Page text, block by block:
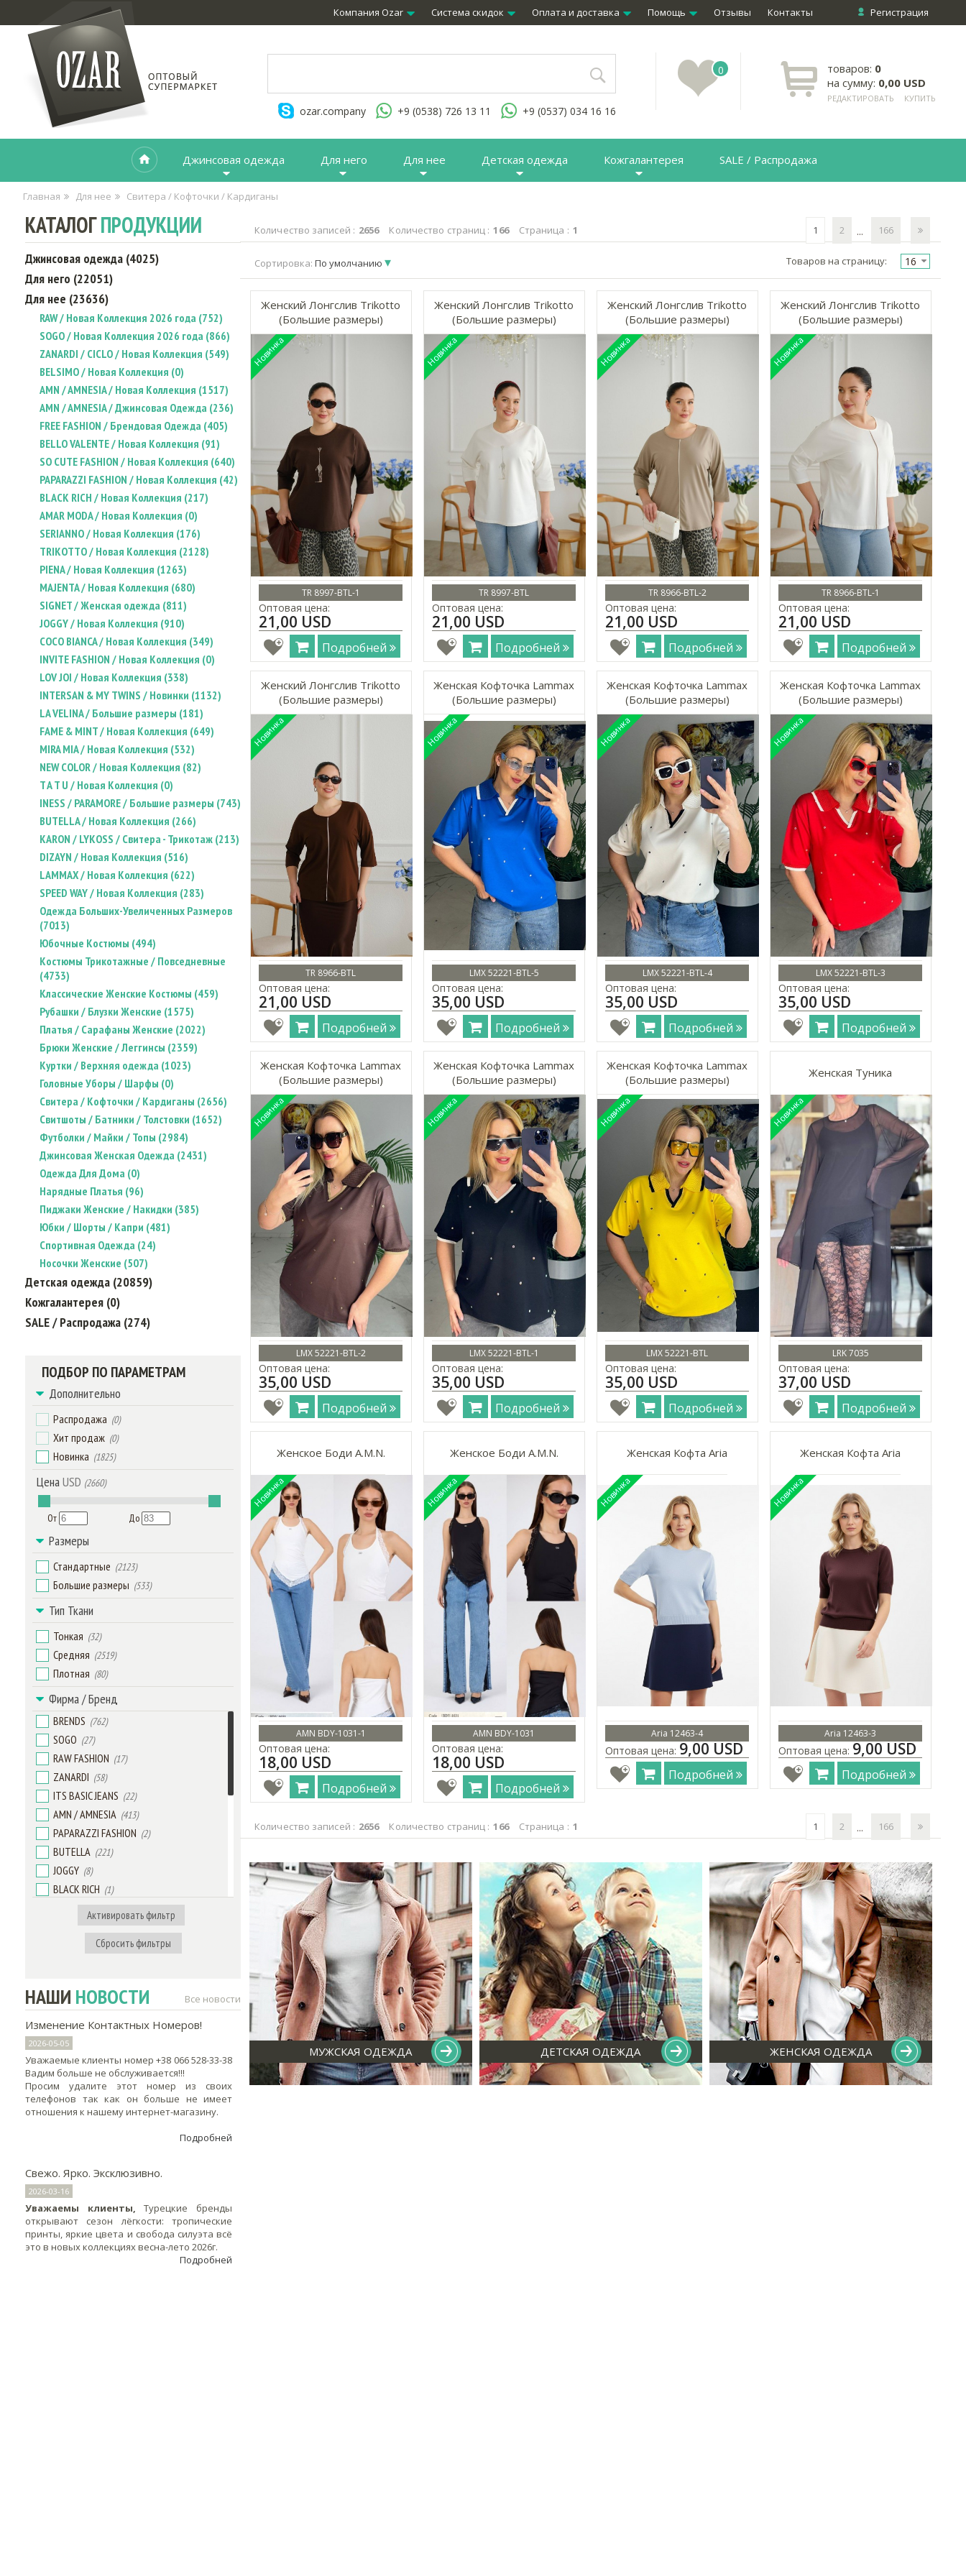
Регистрация
Компания Ozar Система скидок Оплата и доставка Помощь Отзывы Контакты
ozar.company +9 (0538) 726 13 11 +9 (0537) 034 16 16
0 товаров: 0
на сумму: 0,00 USD
РЕДАКТИРОВАТЬ КУПИТЬ
Джинсовая одежда Для него Для нее Детская одежда Кожгалантерея SALE / Распродажа
Главная Для нее Свитера / Кофточки / Кардиганы
КАТАЛОГПРОДУКЦИИ
Джинсовая одежда (4025)
Для него (22051)
Для нее (23636)
RAW / Новая Коллекция 2026 года (752)
SOGO / Новая Коллекция 2026 года (866)
ZANARDI / CICLO / Новая Коллекция (549)
BELSIMO / Новая Коллекция (0)
AMN / AMNESIA / Новая Коллекция (1517)
AMN / AMNESIA / Джинсовая Одежда (236)
FREE FASHION / Брендовая Одежда (405)
BELLO VALENTE / Новая Коллекция (91)
SO CUTE FASHION / Новая Коллекция (640)
PAPARAZZI FASHION / Новая Коллекция (42)
BLACK RICH / Новая Коллекция (217)
AMAR MODA / Новая Коллекция (0)
SERIANNO / Новая Коллекция (176)
TRIKOTTO / Новая Коллекция (2128)
PIENA / Новая Коллекция (1263)
MAJENTA / Новая Коллекция (680)
SIGNET / Женская одежда (811)
JOGGY / Новая Коллекция (910)
COCO BIANCA / Новая Коллекция (349)
INVITE FASHION / Новая Коллекция (0)
LOV JOI / Новая Коллекция (338)
INTERSAN & MY TWINS / Новинки (1132)
LA VELINA / Большие размеры (181)
FAME & MINT / Новая Коллекция (649)
MIRA MIA / Новая Коллекция (532)
NEW COLOR / Новая Коллекция (82)
T A T U / Новая Коллекция (0)
INESS / PARAMORE / Большие размеры (743)
BUTELLA / Новая Коллекция (266)
KARON / LYKOSS / Свитера - Трикотаж (213)
DIZAYN / Новая Коллекция (516)
LAMMAX / Новая Коллекция (622)
SPEED WAY / Новая Коллекция (283)
Одежда Больших-Увеличенных Размеров
(7013)
Юбочные Костюмы (494)
Костюмы Трикотажные / Повседневные
(4733)
Классические Женские Костюмы (459)
Рубашки / Блузки Женские (1575)
Платья / Сарафаны Женские (2022)
Брюки Женские / Леггинсы (2359)
Куртки / Верхняя одежда (1023)
Головные Уборы / Шарфы (0)
Свитера / Кофточки / Кардиганы (2656)
Свитшоты / Батники / Толстовки (1652)
Футболки / Майки / Топы (2984)
Джинсовая Женская Одежда (2431)
Одежда Для Дома (0)
Нарядные Платья (96)
Пиджаки Женские / Накидки (385)
Юбки / Шорты / Капри (481)
Спортивная Одежда (24)
Носочки Женские (507)
Детская одежда (20859)
Кожгалантерея (0)
SALE / Распродажа (274)
ПОДБОР ПО ПАРАМЕТРАМ
Дополнительно
Распродажа (0)
Хит продаж (0)
Новинка (1825)
ЦенаUSD (2660)
От До
Размеры
Стандартные (2123)
Большие размеры (533)
Тип Ткани
Тонкая (32)
Средняя (2519)
Плотная (80)
Фирма / Бренд
BRENDS (762)
SOGO (27)
RAW FASHION (17)
ZANARDI (58)
ITS BASIC JEANS (22)
AMN / AMNESIA (413)
PAPARAZZI FASHION (2)
BUTELLA (221)
JOGGY (8)
BLACK RICH (1)
BELLO VALENTE (53)
TRIKOTTO (524)
(79)
MAJENTA (96)
FAME & MINT (42)
MONORITM
LA VELINA (100)
DIZAYN (60)
LAMMAX (175)
LOV JOI (9)
Активировать фильтр
Сбросить фильтры
НАШИ НОВОСТИ Все новости
Изменение Контактных Номеров!
2026-05-05
Уважаемые клиенты номер +38 066 528-33-38
Вадим больше не обслуживается!!!
Просим удалите этот номер из своих
телефонов так как он больше не имеет
отношения к нашему интернет-магазину.
Подробней
Свежо. Ярко. Эксклюзивно.
2026-03-16
Уважаемы клиенты,Турецкие бренды
открывают сезон лёгкости: тропические
принты, яркие цвета и свобода силуэта всё
это в новых коллекциях весна-лето 2026г.
Подробней
Количество записей : 2656 Количество страниц : 166 Страница : 1 1 2 ... 166
Сортировка: По умолчанию Товаров на страницу: 16
Женский Лонгслив Trikotto
(Большие размеры)
TR 8997-BTL-1
Оптовая цена:
21,00 USD
Подробней
Женский Лонгслив Trikotto
(Большие размеры)
TR 8997-BTL
Оптовая цена:
21,00 USD
Подробней
Женский Лонгслив Trikotto
(Большие размеры)
TR 8966-BTL-2
Оптовая цена:
21,00 USD
Подробней
Женский Лонгслив Trikotto
(Большие размеры)
TR 8966-BTL-1
Оптовая цена:
21,00 USD
Подробней
Женский Лонгслив Trikotto
(Большие размеры)
TR 8966-BTL
Оптовая цена:
21,00 USD
Подробней
Женская Кофточка Lammax
(Большие размеры)
LMX 52221-BTL-5
Оптовая цена:
35,00 USD
Подробней
Женская Кофточка Lammax
(Большие размеры)
LMX 52221-BTL-4
Оптовая цена:
35,00 USD
Подробней
Женская Кофточка Lammax
(Большие размеры)
LMX 52221-BTL-3
Оптовая цена:
35,00 USD
Подробней
Женская Кофточка Lammax
(Большие размеры)
LMX 52221-BTL-2
Оптовая цена:
35,00 USD
Подробней
Женская Кофточка Lammax
(Большие размеры)
LMX 52221-BTL-1
Оптовая цена:
35,00 USD
Подробней
Женская Кофточка Lammax
(Большие размеры)
LMX 52221-BTL
Оптовая цена:
35,00 USD
Подробней
Женская Туника
LRK 7035
Оптовая цена:
37,00 USD
Подробней
Женское Боди A.M.N.
AMN BDY-1031-1
Оптовая цена:
18,00 USD
Подробней
Женское Боди A.M.N.
AMN BDY-1031
Оптовая цена:
18,00 USD
Подробней
Женская Кофта Aria
Aria 12463-4
Оптовая цена: 9,00 USD
Подробней
Женская Кофта Aria
Aria 12463-3
Оптовая цена: 9,00 USD
Подробней
Количество записей : 2656 Количество страниц : 166 Страница : 1 1 2 ... 166
МУЖСКАЯ ОДЕЖДА ДЕТСКАЯ ОДЕЖДА ЖЕНСКАЯ ОДЕЖДА